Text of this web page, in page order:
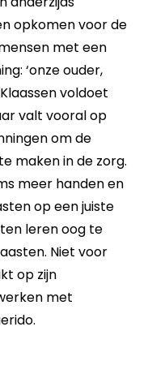
opkomen voor de
met een
‘onze ouder,
voldoet
valt vooral op
om de
maken in de zorg.
meer handen en
op een juiste
leren oog te
Niet voor
op zijn
met